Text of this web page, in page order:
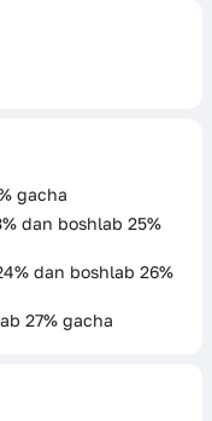
gacha
dan boshlab 25%
dan boshlab 26%
27% gacha